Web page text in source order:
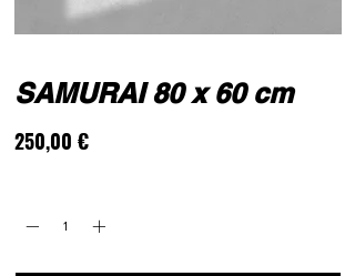
SAMURAI 80 x 60 cm
250,00 €Cena